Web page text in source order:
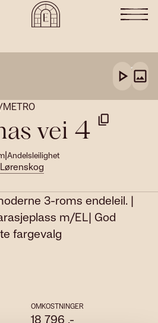
METRO
vei 4
|Andelsleilighet
3-roms endeleil. |
m/EL| God
fargevalg
OMKOSTNINGER
18 796 ,-